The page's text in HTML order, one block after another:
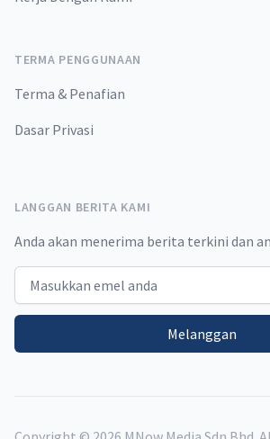
TERMA PENGGUNAAN
Terma & Penafian
Dasar Privasi
LANGGAN BERITA KAMI
Anda akan menerima berita terkini dan
Email address
Melanggan